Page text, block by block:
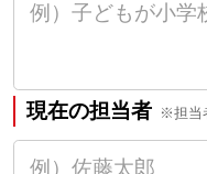
現在の担当者 ※担当